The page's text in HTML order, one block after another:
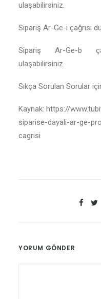
ulaşabilirsiniz.
Sipariş Ar-Ge-i çağrısı
Sipariş Ar-Ge-b
ulaşabilirsiniz.
Sıkça Sorulan Sorular
Kaynak: https://
siparise-dayali-ar-ge-
cagrisi
YORUM GÖNDER